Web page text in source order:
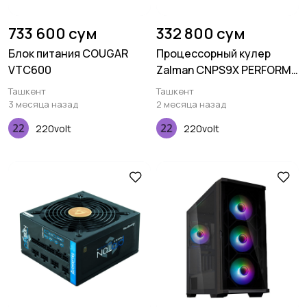
733 600 сум
Блок питания COUGAR
VTC600
Ташкент
3 месяца назад
220volt
332 800 сум
Процессорный кулер
Zalman CNPS9X PERFORMA
BLACK, LGA/AM, TDP180W
Ташкент
2 месяца назад
220volt